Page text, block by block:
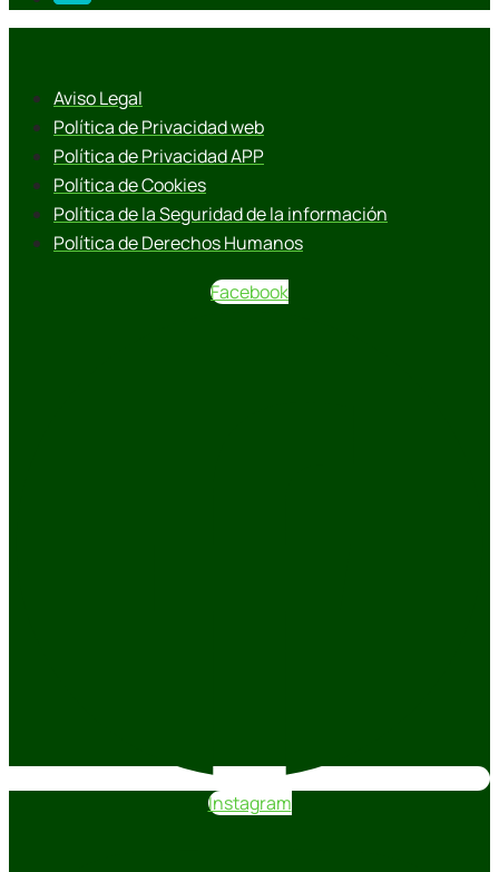
Aviso Legal
Política de Privacidad web
Política de Privacidad APP
Política de Cookies
Política de la Seguridad de la información
Política de Derechos Humanos
Facebook
Instagram